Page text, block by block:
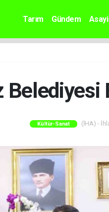
Tarım Gündem
Belediyesi
Kültür-Sanat (İHA) -